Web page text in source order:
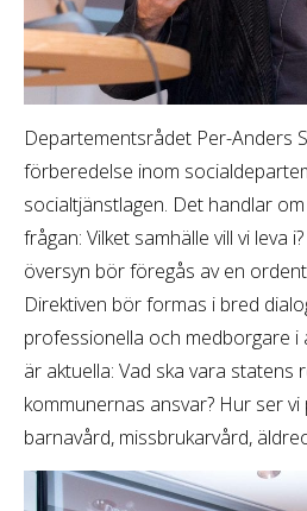
Departementsrådet Per-Anders
förberedelse inom
socialtjänstlagen. Det handlar
frågan: Vilket samhälle vill vi leva
översyn bör föregås av en
Direktiven bör formas i bred
professionella och medborgare i
är aktuella: Vad ska vara statens
kommunernas ansvar? Hur ser
barnavård, missbrukarvård,